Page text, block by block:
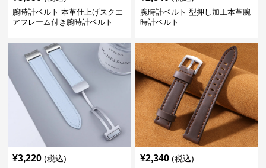
腕時計ベルト 本革仕上げスクエ
アフレーム付き腕時計ベルト
腕時計ベルト 型押し加工本革腕
時計ベルト
¥3,220 (税込) ¥2,340 (税込)